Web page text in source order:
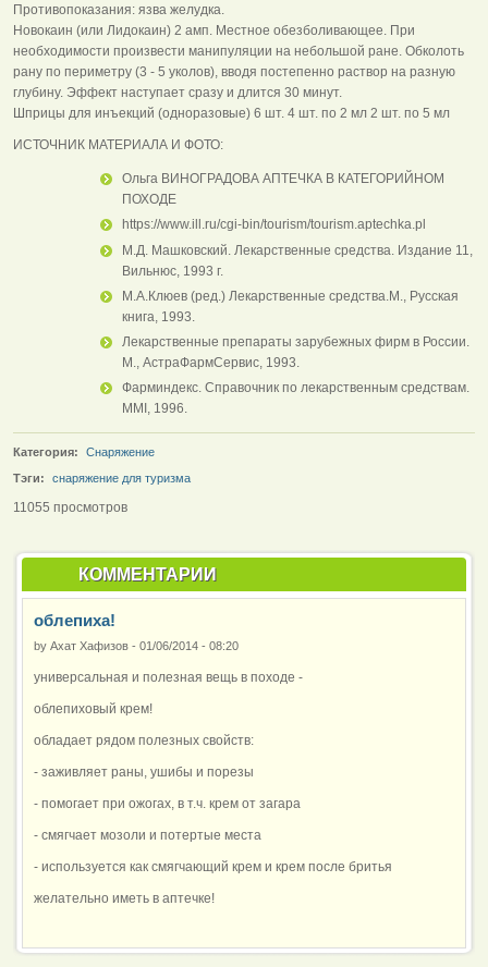
Противопоказания: язва желудка.
Hовокаин (или Лидокаин) 2 амп. Местное обезболивающее. При
необходимости произвести манипуляции на небольшой ране. Обколоть
рану по периметру (3 - 5 уколов), вводя постепенно раствор на разную
глубину. Эффект наступает сразу и длится 30 минут.
Шприцы для инъекций (одноразовые) 6 шт. 4 шт. по 2 мл 2 шт. по 5 мл
ИСТОЧНИК МАТЕРИАЛА И ФОТО:
Ольга ВИНОГРАДОВА АПТЕЧКА В КАТЕГОРИЙНОМ
ПОХОДЕ
https://www.ill.ru/cgi-bin/tourism/tourism.aptechka.pl
М.Д. Машковский. Лекарственные средства. Издание 11,
Вильнюс, 1993 г.
М.А.Клюев (ред.) Лекарственные средства.М., Русская
книга, 1993.
Лекарственные препараты зарубежных фирм в России.
М., АстраФармСервис, 1993.
Фарминдекс. Справочник по лекарственным средствам.
ММI, 1996.
Категория:
Снаряжение
Тэги:
снаряжение для туризма
11055 просмотров
КОММЕНТАРИИ
облепиха!
by Ахат Хафизов - 01/06/2014 - 08:20
универсальная и полезная вещь в походе -
облепиховый крем!
обладает рядом полезных свойств:
- заживляет раны, ушибы и порезы
- помогает при ожогах, в т.ч. крем от загара
- смягчает мозоли и потертые места
- используется как смягчающий крем и крем после бритья
желательно иметь в аптечке!